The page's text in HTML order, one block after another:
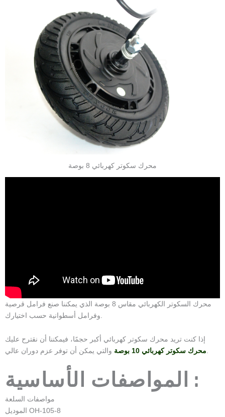
محرك سكوتر كهربائي 8 بوصة
محرك السكوتر الكهربائي مقاس 8 بوصة الذي يمكننا صنع فرامل قرصية
إذا كنت تريد محرك سكوتر كهربائي أكبر حجمًا، فيمكننا أن نقترح عليك
محرك سكوتر كهربائي 10 بوصةوالتي يمكن أن توفر عزم دوران عالي.
المواصفات الأساسية :
مواصفات السلعة
الموديل OH-105-8